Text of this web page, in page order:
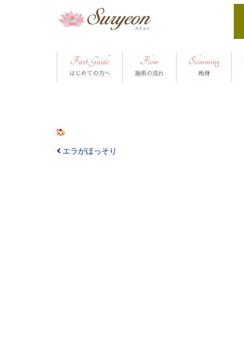
First Guide
はじめての方へ
Flow
施術の流れ
Slimming
痩身
投稿ナビゲーション
エラがほっそり